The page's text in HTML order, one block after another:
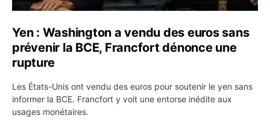
Yen : Washington a vendu des euros sans
prévenir la BCE, Francfort dénonce une
rupture
Les États-Unis ont vendu des euros pour soutenir le yen sans
informer la BCE. Francfort y voit une entorse inédite aux
usages monétaires.